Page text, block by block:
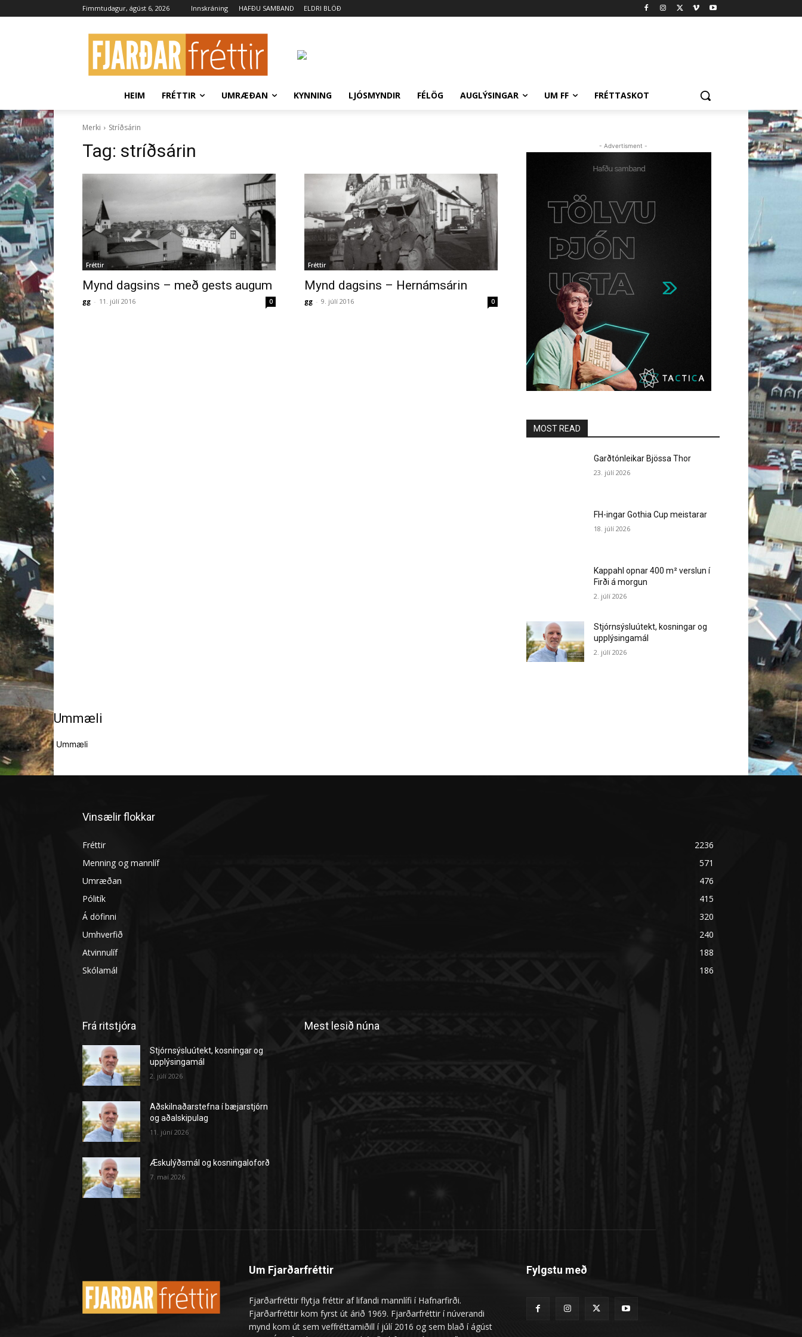
Fimmtudagur, ágúst 6, 2026 Innskráning HAFÐU SAMBAND ELDRI BLÖÐ
HEIM FRÉTTIR UMRÆÐAN KYNNING LJÓSMYNDIR FÉLÖG AUGLÝSINGAR UM FF FRÉTTASKOT
Merki Stríðsárin
Tag: stríðsárin
Fréttir
Mynd dagsins – með gests augum
gg - 11. júlí 2016 0
Fréttir
Mynd dagsins – Hernámsárin
gg - 9. júlí 2016 0
- Advertisment -
MOST READ
Garðtónleikar Bjössa Thor
23. júlí 2026
FH-ingar Gothia Cup meistarar
18. júlí 2026
Kappahl opnar 400 m² verslun í
Firði á morgun
2. júlí 2026
Stjórnsýsluútekt, kosningar og
upplýsingamál
2. júlí 2026
Ummæli
Ummæli
Vinsælir flokkar
Fréttir
2236
Menning og mannlíf
571
Umræðan
476
Pólitík
415
Á döfinni
320
Umhverfið
240
Atvinnulíf
188
Skólamál
186
Frá ritstjóra
Stjórnsýsluútekt, kosningar og
upplýsingamál
2. júlí 2026
Aðskilnaðarstefna í bæjarstjórn
og aðalskipulag
11. júní 2026
Æskulýðsmál og kosningaloforð
7. maí 2026
Mest lesið núna
Um Fjarðarfréttir
Fjarðarfréttir flytja fréttir af lifandi mannlífi í Hafnarfirði.
Fjarðarfréttir kom fyrst út árið 1969. Fjarðarfréttir í núverandi
mynd kom út sem veffréttamiðill í júlí 2016 og sem blað í ágúst
Fylgstu með